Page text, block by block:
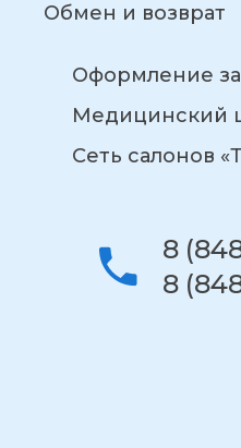
Обмен и возврат
Оформление
Медицинский
Сеть салонов
8
8